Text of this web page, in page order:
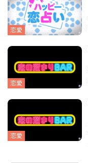
恋愛
恋愛
恋愛